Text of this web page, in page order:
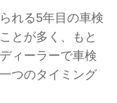
れる5年目の車検
とが多く、もと
ィーラーで車検
つのタイミング